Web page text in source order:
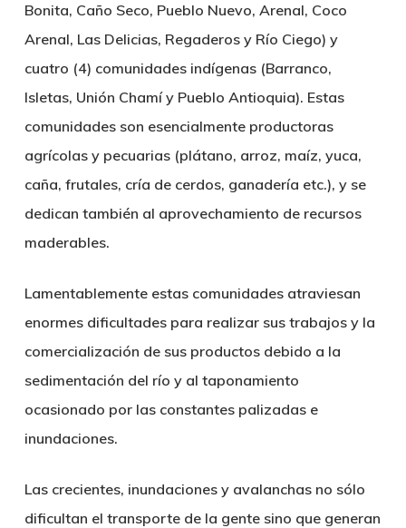
Bonita, Caño Seco, Pueblo Nuevo, Arenal, Coco
Arenal, Las Delicias, Regaderos y Río Ciego) y
cuatro (4) comunidades indígenas (Barranco,
Isletas, Unión Chamí y Pueblo Antioquia). Estas
comunidades son esencialmente productoras
agrícolas y pecuarias (plátano, arroz, maíz, yuca,
caña, frutales, cría de cerdos, ganadería etc.), y se
dedican también al aprovechamiento de recursos
maderables.
Lamentablemente estas comunidades atraviesan
enormes dificultades para realizar sus trabajos y la
comercialización de sus productos debido a la
sedimentación del río y al taponamiento
ocasionado por las constantes palizadas e
inundaciones.
Las crecientes, inundaciones y avalanchas no sólo
dificultan el transporte de la gente sino que generan